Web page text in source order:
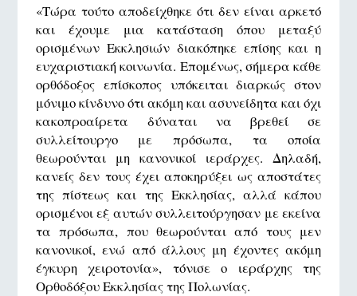
«Τώρα τούτο αποδείχθηκε ότι δεν είναι αρκετό
και έχουμε μια κατάσταση όπου μεταξύ
ορισμένων Εκκλησιών διακόπηκε επίσης και η
ευχαριστιακή κοινωνία. Επομένως, σήμερα κάθε
ορθόδοξος επίσκοπος υπόκειται διαρκώς στον
μόνιμο κίνδυνο ότι ακόμη και ασυνείδητα και όχι
κακοπροαίρετα δύναται να βρεθεί σε
συλλείτουργο με πρόσωπα, τα οποία
θεωρούνται μη κανονικοί ιεράρχες. Δηλαδή,
κανείς δεν τους έχει αποκηρύξει ως αποστάτες
της πίστεως και της Εκκλησίας, αλλά κάπου
ορισμένοι εξ αυτών συλλειτούργησαν με εκείνα
τα πρόσωπα, που θεωρούνται από τους μεν
κανονικοί, ενώ από άλλους μη έχοντες ακόμη
έγκυρη χειροτονία», τόνισε ο ιεράρχης της
Ορθοδόξου Εκκλησίας της Πολωνίας.